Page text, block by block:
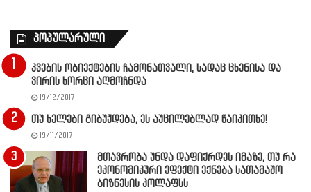
პოპულარული
კვების ობიექტების ჩამონათვალი, სადაც ცხენისა და
ვირის ხორცი აღმოჩნდა
19/12/2017
თუ ხელები გიბუჟდება, ეს აუცილებლად წაიკითხე!
19/11/2017
მთავრობა უნდა დაფიქრდეს იმაზე, თუ რა
ეკონომიკური ეფექტი ექნება სათამაშო
ბიზნესის კოლაფსს